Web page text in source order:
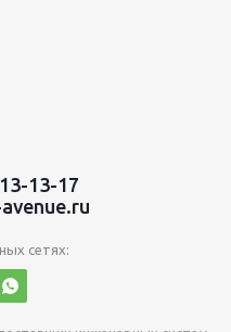
13-17
сетях: